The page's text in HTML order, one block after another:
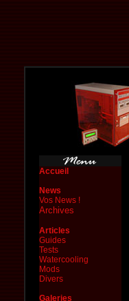
Accueil
News
Vos News !
Archives
Articles
Guides
Tests
Watercooling
Mods
Divers
Galeries